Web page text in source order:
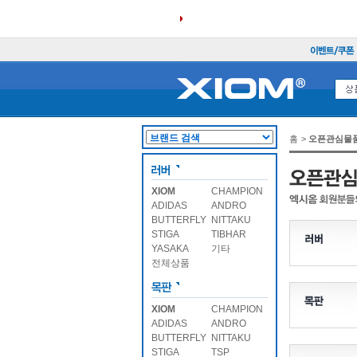
XIOM
CHAMPION
ADIDAS
ANDRO
BUTTERFLY NITTAKU
STIGA
TIBHAR
YASAKA
기타
전체상품
XIOM
CHAMPION
ADIDAS
ANDRO
BUTTERFLY NITTAKU
STIGA
TSP
홈 > 오픈관심물